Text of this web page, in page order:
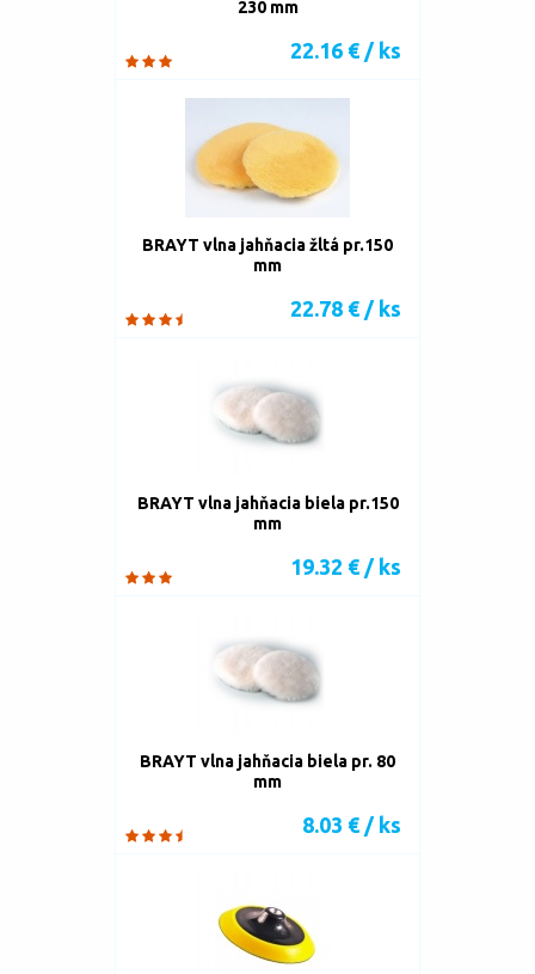
230 mm
22.16 € / ks
BRAYT vlna jahňacia žltá pr.150
mm
22.78 € / ks
BRAYT vlna jahňacia biela pr.150
mm
19.32 € / ks
BRAYT vlna jahňacia biela pr. 80
mm
8.03 € / ks